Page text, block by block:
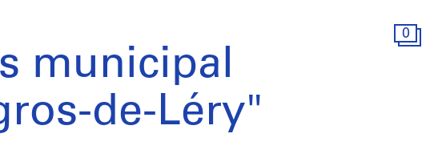
0
municipal
de-Léry"